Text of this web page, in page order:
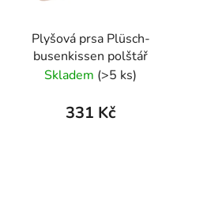
Plyšová prsa Plüsch-
busenkissen polštář
Skladem (>5 ks)
331 Kč